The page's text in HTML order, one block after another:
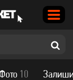
Фото 10